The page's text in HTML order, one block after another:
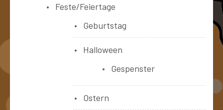
Feste/Feiertage
Geburtstag
Halloween
Gespenster
Ostern